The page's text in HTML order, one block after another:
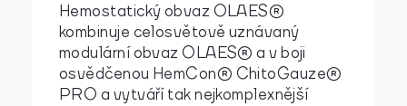
Hemostatický obvaz OLAES®
kombinuje celosvětově uznávaný
modulární obvaz OLAES® a v boji
osvědčenou HemCon® ChitoGauze®
PRO a vytváří tak nejkomplexnější